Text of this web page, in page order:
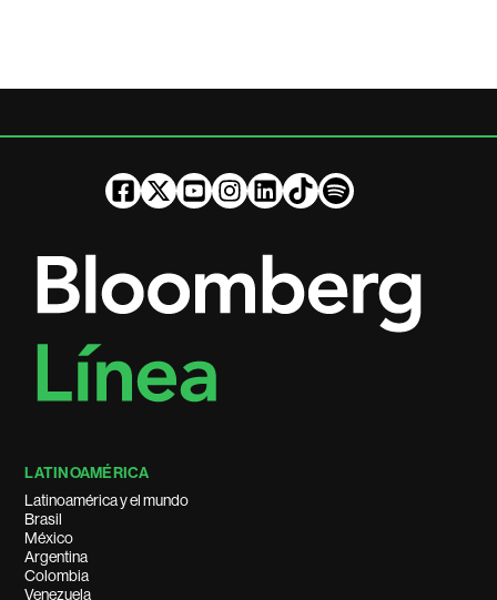
LATINOAMÉRICA
Latinoamérica y el mundo
Brasil
México
Argentina
Colombia
Venezuela